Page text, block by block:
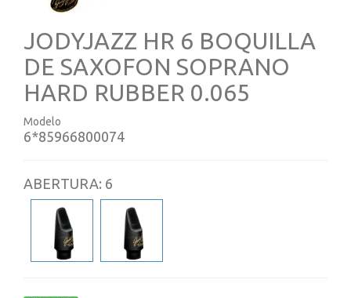
JODYJAZZ HR 6 BOQUILLA
DE SAXOFON SOPRANO
HARD RUBBER 0.065
Modelo
6*85966800074
ABERTURA: 6